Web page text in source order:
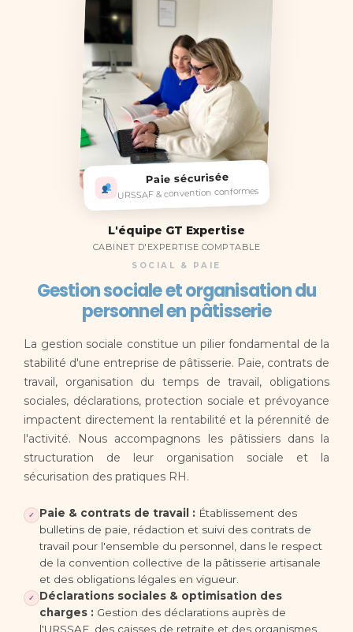
Paie sécurisée
URSSAF & convention conformes
L'équipe GT Expertise
CABINET D'EXPERTISE COMPTABLE
SOCIAL & PAIE
Gestion sociale et organisation du
personnel en pâtisserie
La gestion sociale constitue un pilier fondamental de la
stabilité d'une entreprise de pâtisserie. Paie, contrats de
travail, organisation du temps de travail, obligations
sociales, déclarations, protection sociale et prévoyance
impactent directement la rentabilité et la pérennité de
l'activité. Nous accompagnons les pâtissiers dans la
structuration de leur organisation sociale et la
sécurisation des pratiques RH.
✓ Paie & contrats de travail : Établissement des
bulletins de paie, rédaction et suivi des contrats de
travail pour l'ensemble du personnel, dans le respect
de la convention collective de la pâtisserie artisanale
et des obligations légales en vigueur.
✓
Déclarations sociales & optimisation des
charges : Gestion des déclarations auprès de
l'URSSAF, des caisses de retraite et des organismes